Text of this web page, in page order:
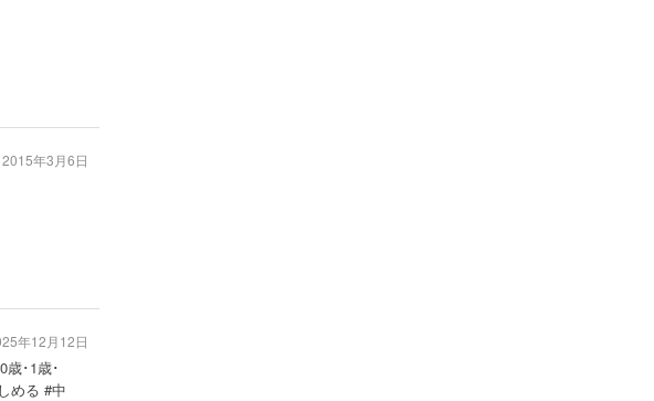
2015年3月6日
歳･1歳･
める #中
年12月12日